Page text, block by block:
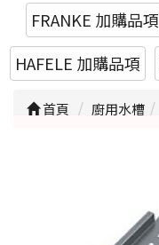
FRANKE 加購品項
HAFELE 加購品項
首頁 廚用水槽